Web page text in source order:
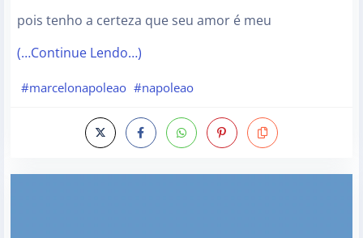
pois tenho a certeza que seu amor é meu
(…Continue Lendo…)
#marcelonapoleao #napoleao